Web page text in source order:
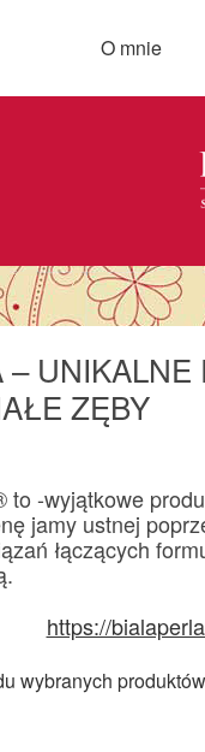
O mnie
ZĘBY
to -wyjątkowe
jamy ustnej
łączących
https://
wybranych